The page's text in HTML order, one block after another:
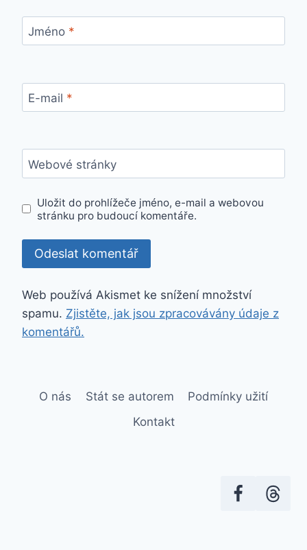
Jméno *
E-mail *
Webové stránky
Uložit do prohlížeče jméno, e-mail a webovou
stránku pro budoucí komentáře.
Web používá Akismet ke snížení množství
spamu. Zjistěte, jak jsou zpracovávány údaje z
komentářů.
O nás Stát se autorem
Podmínky užití
Kontakt